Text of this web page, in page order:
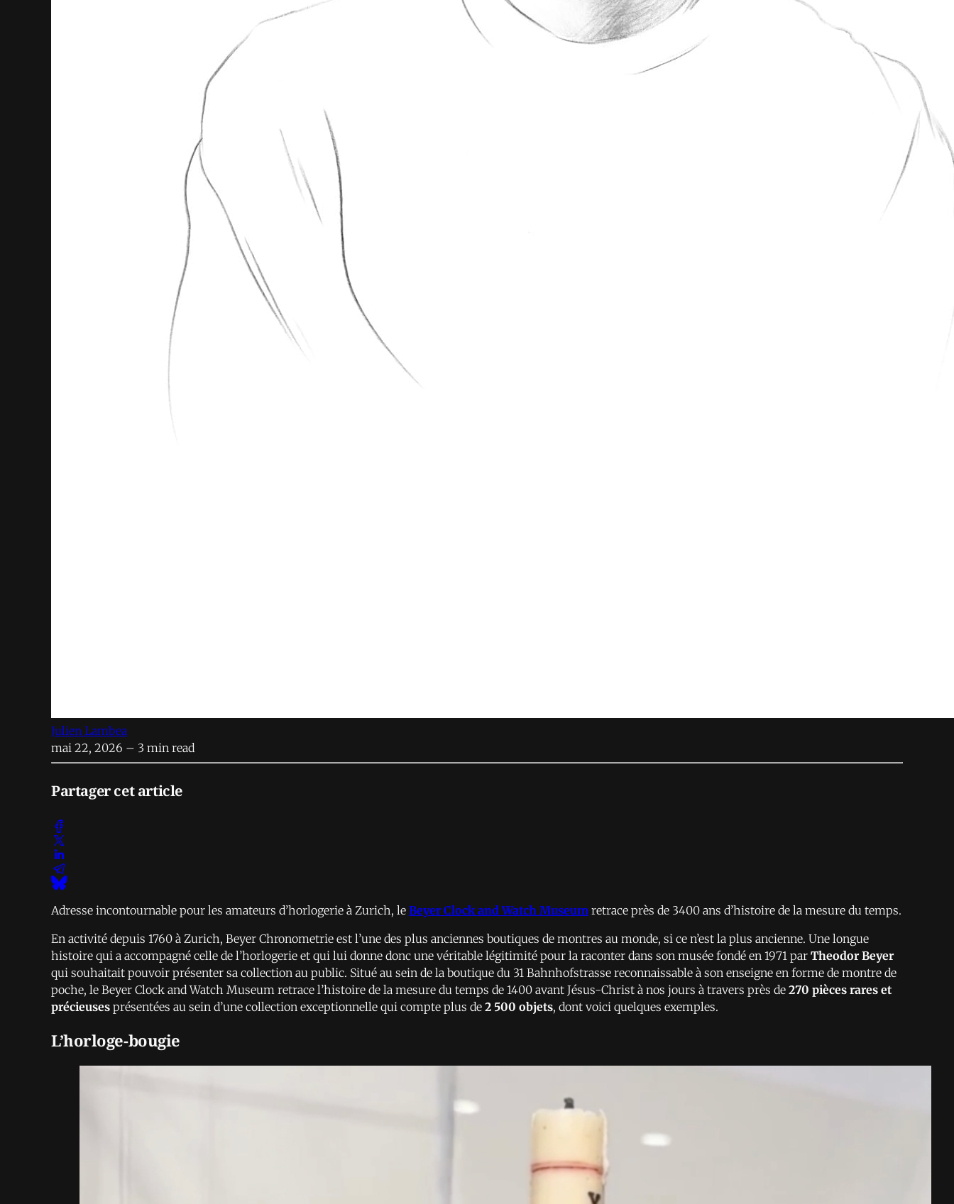
Julien Lambea
mai 22, 2026 – 3 min read
Partager cet article
Adresse incontournable pour les amateurs d’horlogerie à Zurich, le Beyer Clock and Watch Museum retrace près de 3400 ans d’histoire de la mesure du temps.
En activité depuis 1760 à Zurich, Beyer Chronometrie est l’une des plus anciennes boutiques de montres au monde, si ce n’est la plus ancienne. Une longue
histoire qui a accompagné celle de l’horlogerie et qui lui donne donc une véritable légitimité pour la raconter dans son musée fondé en 1971 par Theodor Beyer
qui souhaitait pouvoir présenter sa collection au public. Situé au sein de la boutique du 31 Bahnhofstrasse reconnaissable à son enseigne en forme de montre de
poche, le Beyer Clock and Watch Museum retrace l’histoire de la mesure du temps de 1400 avant Jésus-Christ à nos jours à travers près de 270 pièces rares et
précieuses présentées au sein d’une collection exceptionnelle qui compte plus de 2 500 objets, dont voici quelques exemples.
L’horloge-bougie